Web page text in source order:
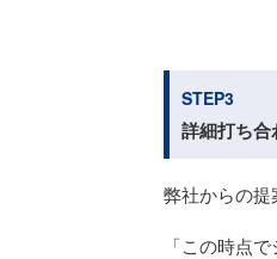
STEP3
詳細打ち合
弊社からの提
「この時点